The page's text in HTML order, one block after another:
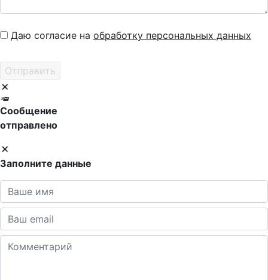
Даю согласие на обработку персональных данных
Сообщение
отправлено
Заполните данные